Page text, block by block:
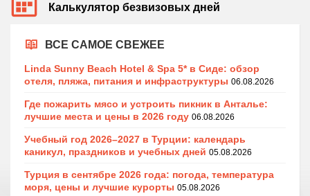
Калькулятор безвизовых дней
ВСЕ САМОЕ СВЕЖЕЕ
Linda Sunny Beach Hotel & Spa 5* в Сиде: обзор
отеля, пляжа, питания и инфраструктуры 06.08.2026
Где пожарить мясо и устроить пикник в Анталье:
лучшие места и цены в 2026 году 06.08.2026
Учебный год 2026–2027 в Турции: календарь
каникул, праздников и учебных дней 05.08.2026
Турция в сентябре 2026 года: погода, температура
моря, цены и лучшие курорты 05.08.2026